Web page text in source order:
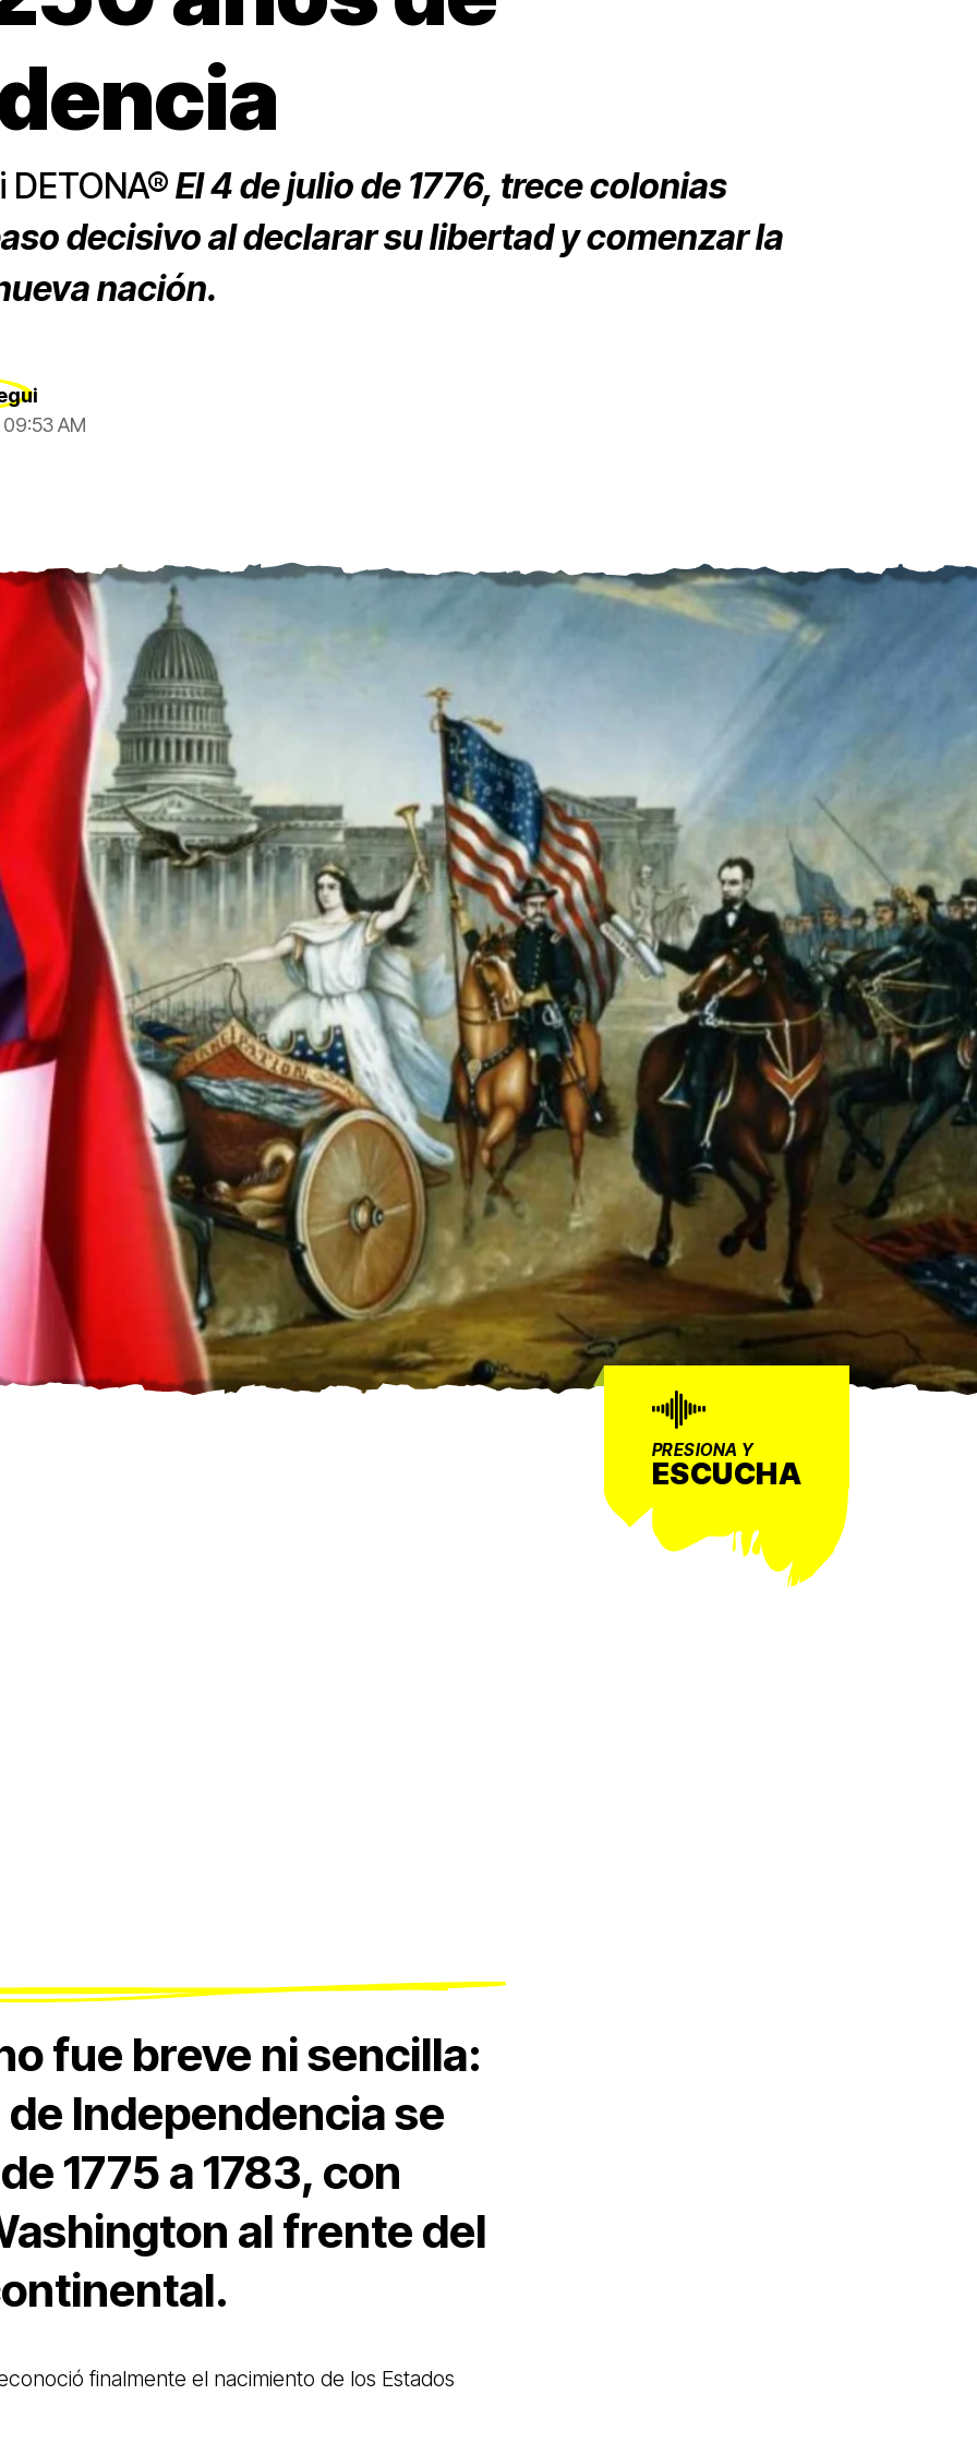
El 4 de julio de 1776, trece colonias
decisivo al declarar su libertad y comenzar la
nación.
AM
PRESIONA Y
ESCUCHA
fue breve ni sencilla:
Independencia se
1775 a 1783, con
al frente del
finalmente el nacimiento de los Estados